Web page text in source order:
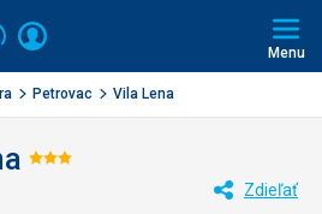
Volajte
+421
2
3221
Prihlásiť
Menu
Petrovac Vila Lena
Hodnotenie:
Zdieľať